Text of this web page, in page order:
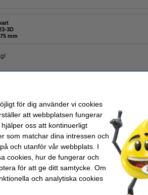
3D
mm
123ink.
och återger färger på ett naturligt sätt.
Kan också användas för att skriva ut med en laser-
Volym:
Sort:
för dig använder vi cookies
att webbplatsen fungerar
oss att kontinuerligt
som matchar dina intressen och
och utanför vår webbplats. I
cookies, hur de fungerar och
för att ge ditt samtycke. Om
och analytiska cookies